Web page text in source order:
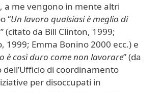
a me vengono in mente altri
“Un lavoro qualsiasi è meglio di
” (citato da Bill Clinton, 1999;
1999; Emma Bonino 2000 ecc.) e
è così duro come non lavorare” (da
di coordinamento
per disoccupati in